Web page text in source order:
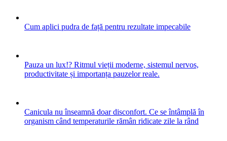
Cum aplici pudra de față pentru rezultate impecabile
Pauza un lux!? Ritmul vieții moderne, sistemul nervos,
productivitate și importanța pauzelor reale.
Canicula nu înseamnă doar disconfort. Ce se întâmplă în
organism când temperaturile rămân ridicate zile la rând